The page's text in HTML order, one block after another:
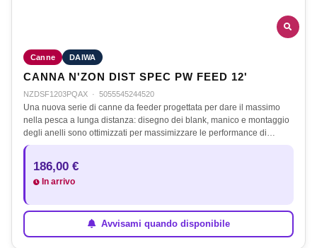
Canne DAIWA
CANNA N'ZON DIST SPEC PW FEED 12'
NZDSF1203PQAX · 5055545244520
Una nuova serie di canne da feeder progettata per dare il massimo
nella pesca a lunga distanza: disegno dei blank, manico e montaggio
degli anelli sono ottimizzati per massimizzare le performance di…
186,00 €
In arrivo
Avvisami quando disponibile